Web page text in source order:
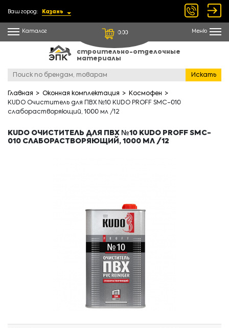
Ваш город: Казань
Каталог 0.00 Меню
строительно-отделочные
материалы
Искать
Главная Оконная комплектация
Космофен
KUDO Очиститель для ПВХ №10 KUDO PROFF SMC-010
слаборастворяющий, 1000 мл /12
KUDO ОЧИСТИТЕЛЬ ДЛЯ ПВХ №10 KUDO PROFF SMC-
010 СЛАБОРАСТВОРЯЮЩИЙ, 1000 МЛ /12